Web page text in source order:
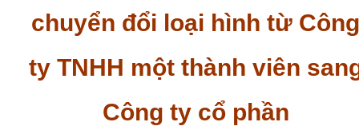
chuyển đổi loại hình từ Công
ty TNHH một thành viên
Công ty cổ phần